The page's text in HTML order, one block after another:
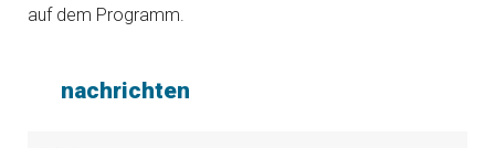
auf dem Programm.
nachrichten